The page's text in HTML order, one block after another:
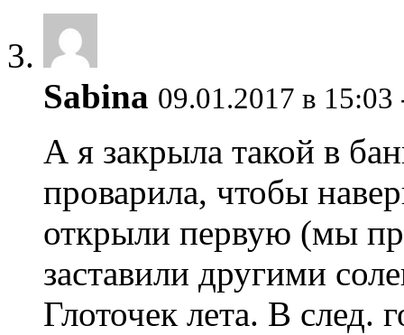
Sabina 09.01.2017 в
А я закрыла такой в
проварила, чтобы
открыли первую (мы
заставили другими
Глоточек лета. В след.